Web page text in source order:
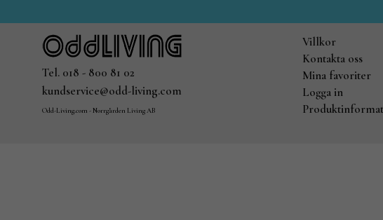
Tel. 018 - 800 81 02
kundservice@odd-living.com
Odd-Living.com - Norrgården Living AB
Villkor
Kontakta oss
Mina favoriter
Logga in